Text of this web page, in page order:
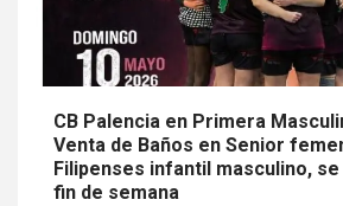
CB Palencia en Primera
Venta de Baños en Senior
Filipenses infantil masculino,
fin de semana